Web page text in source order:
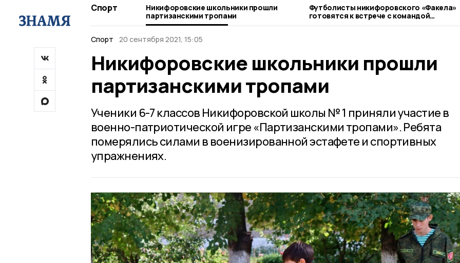
Спорт
Никифоровские школьники прошли
партизанскими тропами
Футболисты никифоровского «Факела»
готовятся к встрече с командой
Котовска
Спорт
20 сентября 2021, 15:05
Никифоровские школьники прошли
партизанскими тропами
Ученики 6-7 классов Никифоровской школы № 1 приняли участие в
военно-патриотической игре «Партизанскими тропами». Ребята
померялись силами в военизированной эстафете и спортивных
упражнениях.